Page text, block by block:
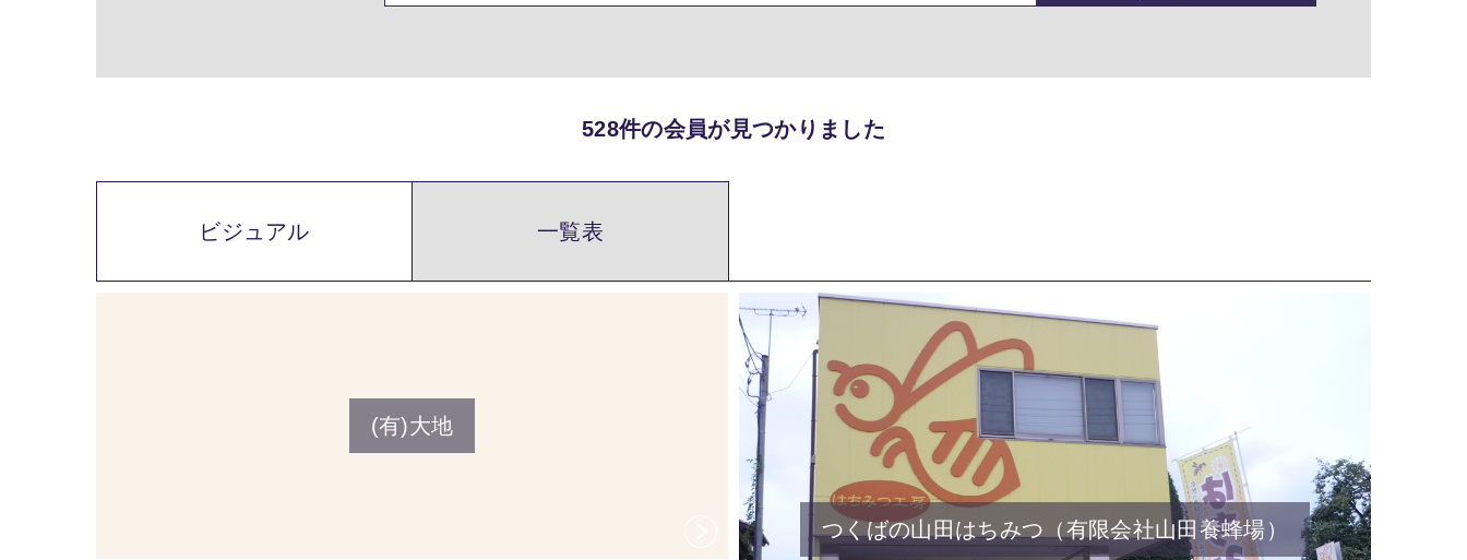
528件の会員が見つかりました
ビジュアル 一覧表
(有)大地
つくばの山田はちみつ（有限会社山田養蜂場）